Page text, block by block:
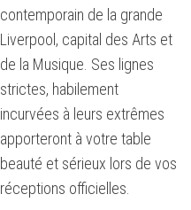
contemporain de la grande
Liverpool, capital des Arts et
de la Musique. Ses lignes
strictes, habilement
incurvées à leurs extrêmes
apporteront à votre table
beauté et sérieux lors de vos
réceptions officielles.